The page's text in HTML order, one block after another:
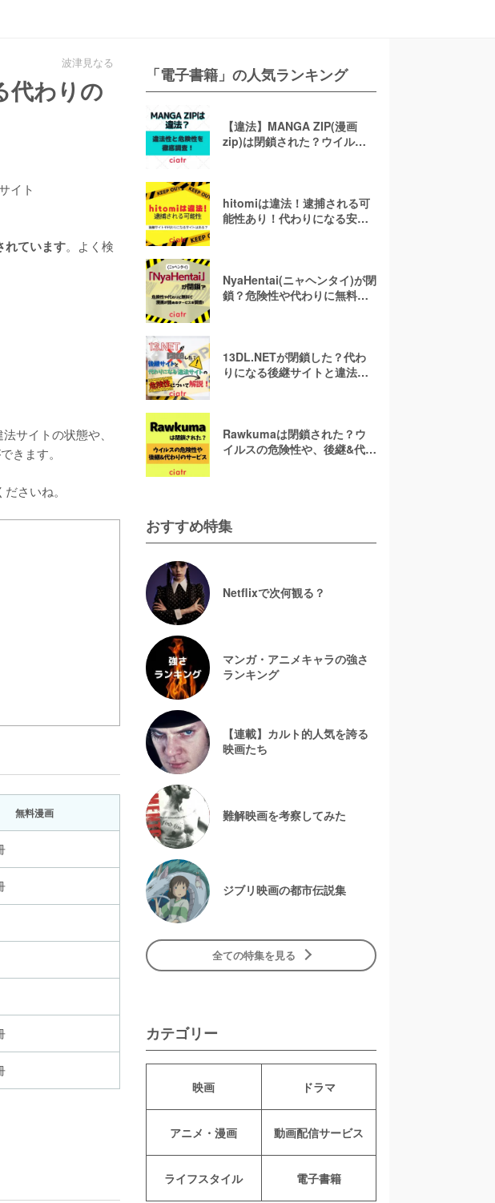
波津見なる
代わりの
イト
れています。よく検
サイトの状態や、
きます。
さいね。
無料漫画
「電子書籍」の人気ランキング
【違法】MANGA ZIP(漫画
zip)は閉鎖された？ウイルス
hitomiは違法！逮捕される可
能性あり！代わりになる安全
NyaHentai(ニャヘンタイ)が閉
鎖？危険性や代わりに無料で
13DL.NETが閉鎖した？代わ
りになる後継サイトと違法サ
Rawkumaは閉鎖された？ウ
イルスの危険性や、後継&代わ
おすすめ特集
Netflixで次何観る？
マンガ・アニメキャラの強さ
ランキング
【連載】カルト的人気を誇る
映画たち
難解映画を考察してみた
ジブリ映画の都市伝説集
全ての特集を見る
カテゴリー
映画 ドラマ
アニメ・漫画 動画配信サービス
ライフスタイル 電子書籍